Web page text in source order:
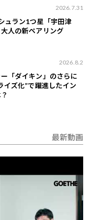
2026.7.31
ュラン1つ星「宇田津
人の新ペアリング
2026.8.2
「ダイキン」のさらに
イズ化”で躍進したイン
最新動画